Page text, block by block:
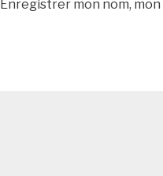
Enregistrer mon nom,